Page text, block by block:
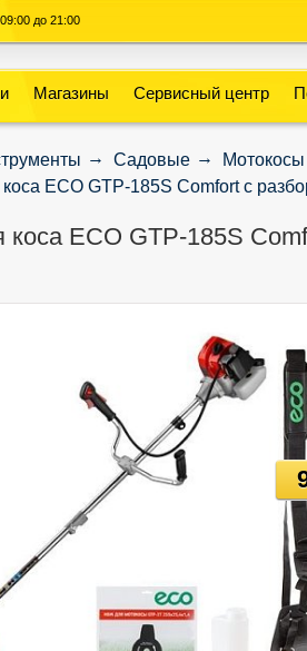
до 21:00
Магазины Сервисный центр
Садовые
Мотокосы
ECO GTP-185S Сomfort с
коса ECO GTP-185S